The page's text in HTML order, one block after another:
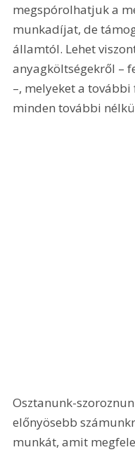
megspórolhatjuk a
munkadíjat, de
államtól. Lehet
anyagköltségekről –
–, melyeket a
minden további
Osztanunk-
előnyösebb
munkát, amit